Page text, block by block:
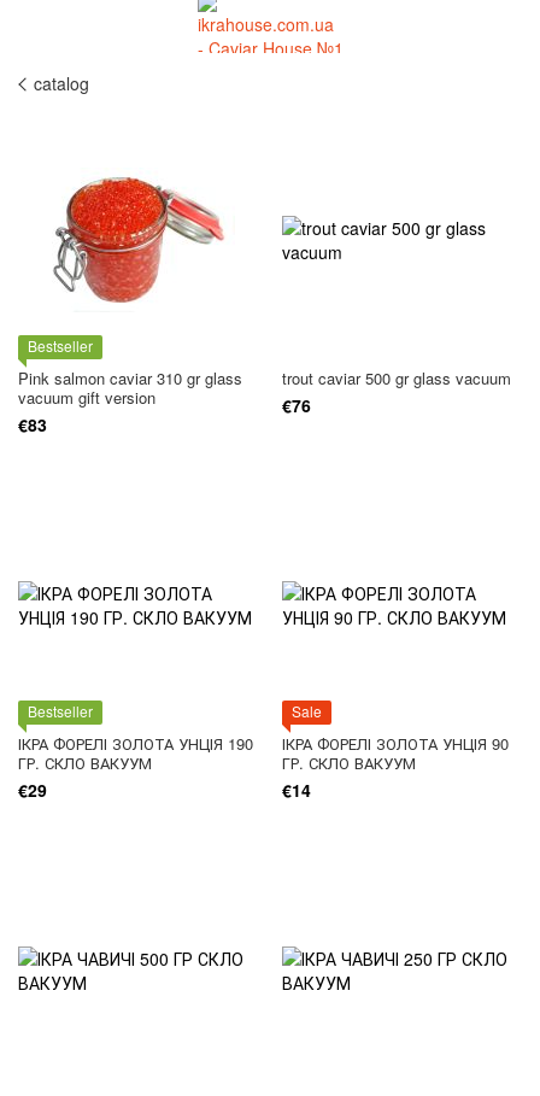
catalog
Bestseller
Pink salmon caviar 310 gr glass
vacuum gift version
€83
trout caviar 500 gr glass vacuum
€76
Bestseller
ІКРА ФОРЕЛІ ЗОЛОТА УНЦІЯ 190
ГР. СКЛО ВАКУУМ
€29
Sale
ІКРА ФОРЕЛІ ЗОЛОТА УНЦІЯ 90
ГР. СКЛО ВАКУУМ
€14